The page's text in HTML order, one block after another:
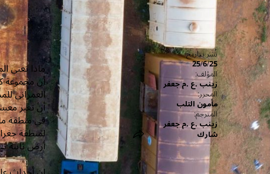
نُشر بتاريخ
25/6/25
المؤلف:
زينب .ع .م جعفر
المحرر:
مأمون التلب
المترجم:
زينب .ع .م جعفر
شارك
ماذا تعني
أن مجموعة
العمراني
أن تغير
في منطقة
لمنطقة
أرض ثابتة